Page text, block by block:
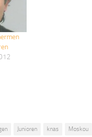
Junioren knas Moskou